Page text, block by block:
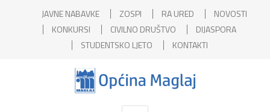
JAVNE NABAVKE ZOSPI RA URED
NOVOSTI
KONKURSI
CIVILNO DRUŠTVO
DIJASPORA
STUDENTSKO LJETO
KONTAKTI